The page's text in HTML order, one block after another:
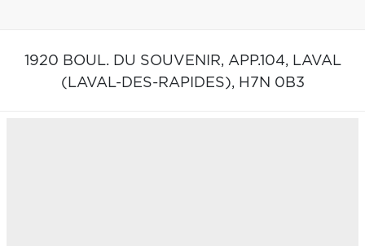
1920 BOUL. DU SOUVENIR, APP.104, LAVAL
(LAVAL-DES-RAPIDES), H7N 0B3